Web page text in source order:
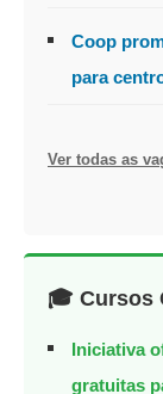
Coop
para
Ver todas as
🎓 Cursos
Iniciativa
gratuitas